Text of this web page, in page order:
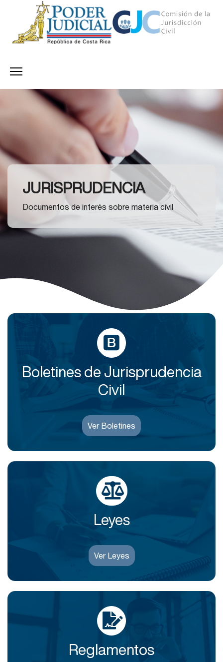
JURISPRUDENCIA
Documentos de interés sobre materia civil
Boletines de Jurisprudencia
Civil
Ver Boletines
Leyes
Ver Leyes
Reglamentos